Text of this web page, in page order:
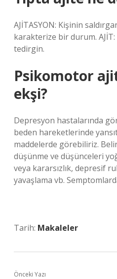
AJİTASYON: Kişinin
karakterize bir durum. AJİT:
tedirgin.
Psikomotor
ekşi?
Depresyon hastalarında
beden hareketlerinde
maddelerde görebiliriz.
düşünme ve düşünceleri
veya kararsızlık, depresif
yavaşlama vb.
Tarih: Makaleler
Önceki Yazı